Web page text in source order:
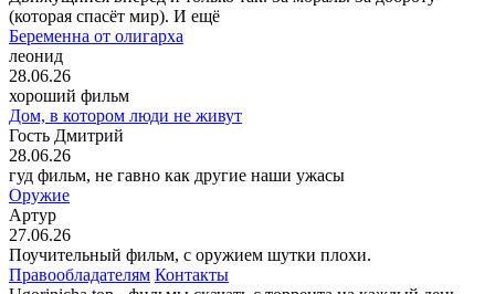
(которая спасёт мир). И ещё
Беременна от олигарха
леонид
28.06.26
хороший фильм
Дом, в котором люди не живут
Гость Дмитрий
28.06.26
гуд фильм, не гавно как другие наши ужасы
Оружие
Артур
27.06.26
Поучительный фильм, с оружием шутки плохи.
Правообладателям Контакты